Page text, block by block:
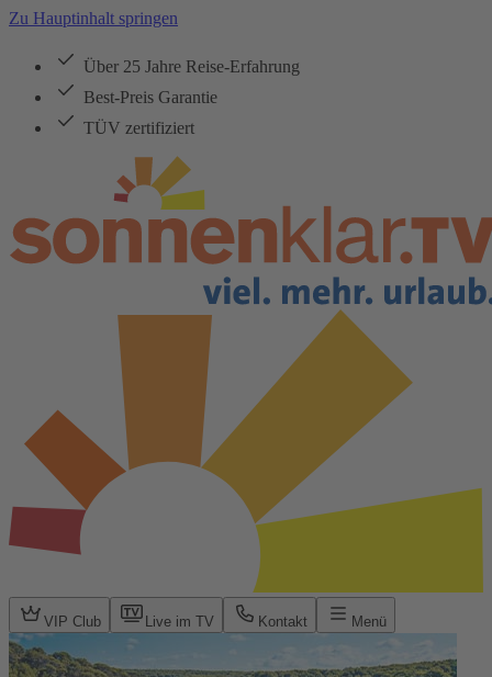
Zu Hauptinhalt springen
Über 25 Jahre Reise-Erfahrung
Best-Preis Garantie
TÜV zertifiziert
VIP Club Live im TV Kontakt Menü